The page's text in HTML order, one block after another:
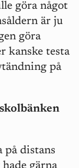
göra något
är ju
göra
kanske testa
på
på distans